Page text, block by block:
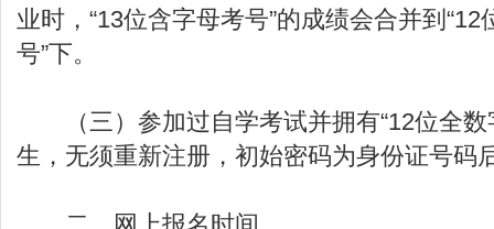
业时，“13位含字母考号”的成绩会合并到
号”下。
（三）参加过自学考试并拥有“12位全数
生，无须重新注册，初始密码为身份证号码